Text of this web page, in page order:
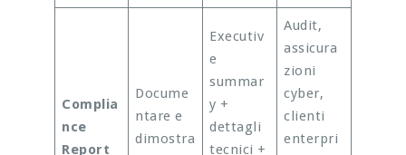
Complia
nce
Report
Docume
ntare e
dimostra
Executiv
e
summar
y +
dettagli
tecnici +
Audit,
assicura
zioni
cyber,
clienti
enterpri